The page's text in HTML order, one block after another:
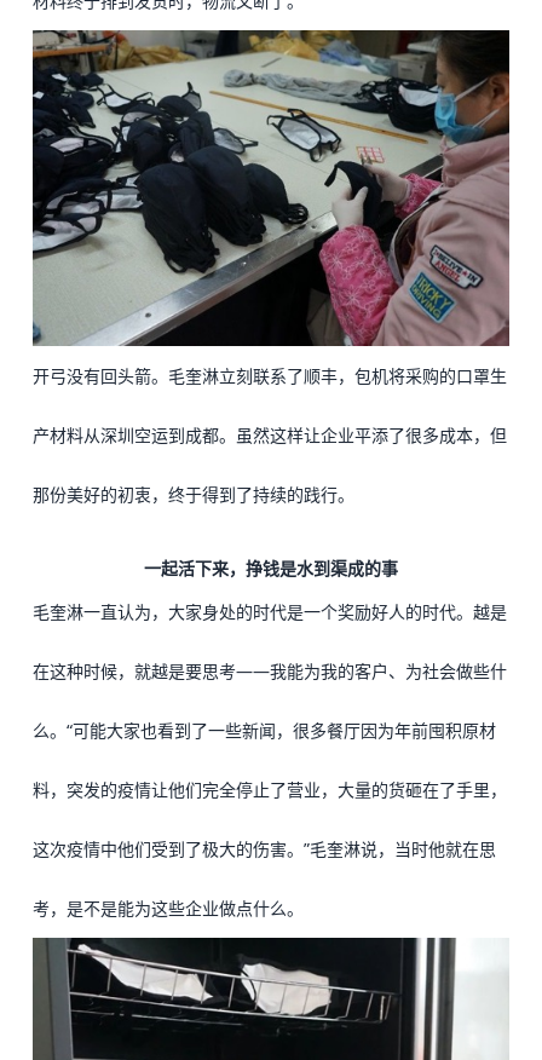
开弓没有回头箭。毛奎淋立刻联系了顺丰，包机将采购的口罩生
产材料从深圳空运到成都。虽然这样让企业平添了很多成本，但
那份美好的初衷，终于得到了持续的践行。
一起活下来，挣钱是水到渠成的事
毛奎淋一直认为，大家身处的时代是一个奖励好人的时代。越是
在这种时候，就越是要思考——我能为我的客户、为社会做些什
么。“可能大家也看到了一些新闻，很多餐厅因为年前囤积原材
料，突发的疫情让他们完全停止了营业，大量的货砸在了手里，
这次疫情中他们受到了极大的伤害。”毛奎淋说，当时他就在思
考，是不是能为这些企业做点什么。